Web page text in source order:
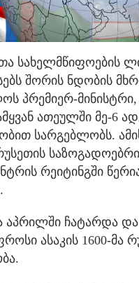
სახელმწიფოების
შორის ნდობის
პრემიერ-
ათეულში მე-6
სარგებლობს.
რეიტინგში
აპრილში ჩატარდა და
ასაკის 1600-მა